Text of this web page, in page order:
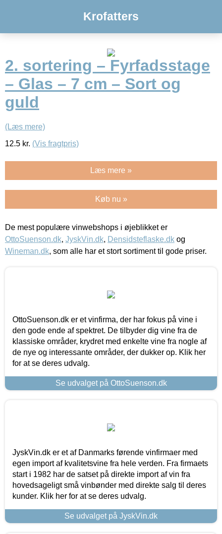
Krofatters
2. sortering – Fyrfadsstage
– Glas – 7 cm – Sort og
guld
(Læs mere)
12.5 kr. (Vis fragtpris)
Læs mere »
Køb nu »
De mest populære vinwebshops i øjeblikket er
OttoSuenson.dk, JyskVin.dk, Densidsteflaske.dk og
Wineman.dk, som alle har et stort sortiment til gode priser.
OttoSuenson.dk er et vinfirma, der har fokus på vine i
den gode ende af spektret. De tilbyder dig vine fra de
klassiske områder, krydret med enkelte vine fra nogle af
de nye og interessante områder, der dukker op. Klik her
for at se deres udvalg.
Se udvalget på OttoSuenson.dk
JyskVin.dk er et af Danmarks førende vinfirmaer med
egen import af kvalitetsvine fra hele verden. Fra firmaets
start i 1982 har de satset på direkte import af vin fra
hovedsageligt små vinbønder med direkte salg til deres
kunder. Klik her for at se deres udvalg.
Se udvalget på JyskVin.dk